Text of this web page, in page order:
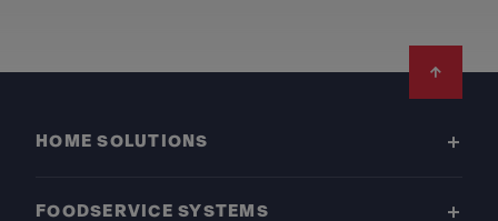
HOME SOLUTIONS
FOODSERVICE SYSTEMS